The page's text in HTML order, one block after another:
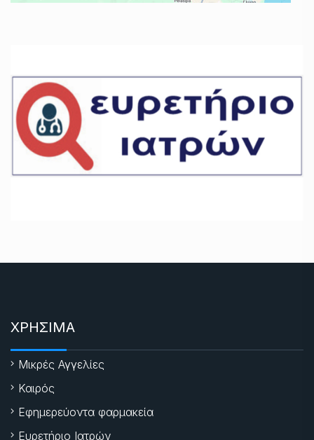
ΧΡΗΣΙΜΑ
Μικρές Αγγελίες
Καιρός
Εφημερεύοντα φαρμακεία
Ευρετήριο Ιατρών